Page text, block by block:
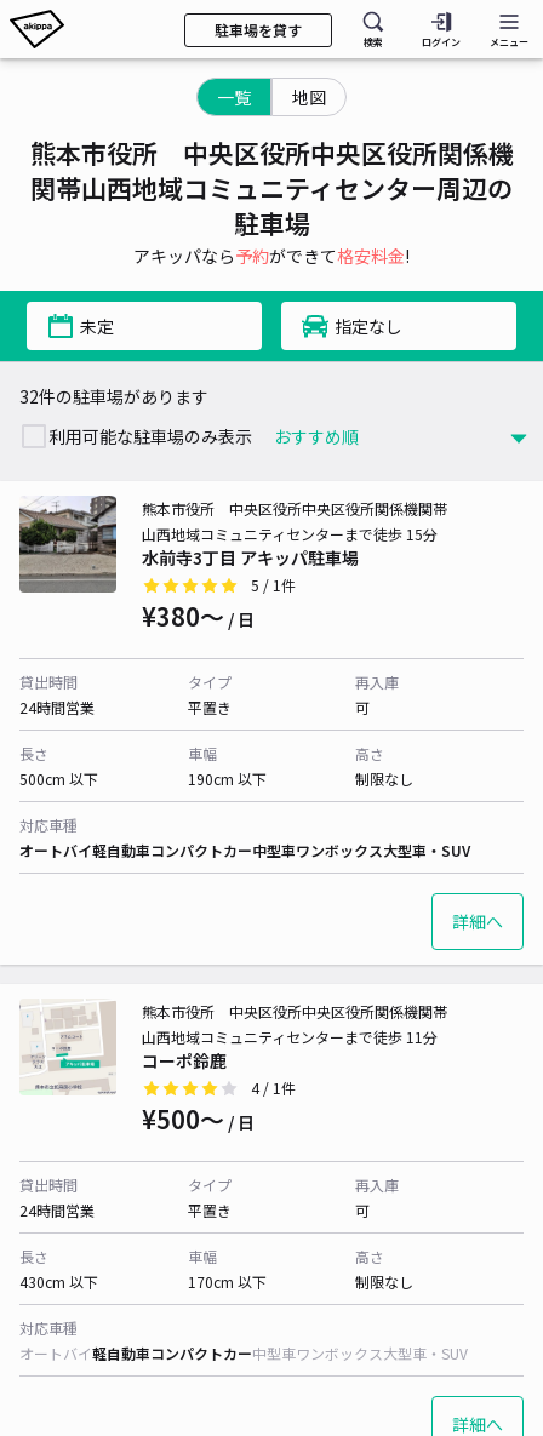
駐車場を貸す
検索 ログイン メニュー
一覧 地図
熊本市役所 中央区役所中央区役所関係機
関帯山西地域コミュニティセンター周辺の
駐車場
アキッパなら予約ができて格安料金!
未定 指定なし
32件の駐車場があります
利用可能な駐車場のみ表示
水前寺3丁目 アキッパ駐車場
熊本市役所 中央区役所中央区役所関係機関帯
山西地域コミュニティセンターまで徒歩 15分
5 / 1件
¥380〜 / 日
貸出時間
24時間営業
タイプ
平置き
再入庫
可
長さ
500cm 以下
車幅
190cm 以下
高さ
制限なし
対応車種
オートバイ軽自動車コンパクトカー中型車ワンボックス大型車・SUV
詳細へ
コーポ鈴鹿
熊本市役所 中央区役所中央区役所関係機関帯
山西地域コミュニティセンターまで徒歩 11分
4/ 1件
¥500〜 / 日
貸出時間
24時間営業
タイプ
平置き
再入庫
可
長さ
430cm 以下
車幅
170cm 以下
高さ
制限なし
対応車種
オートバイ軽自動車コンパクトカー中型車ワンボックス大型車・SUV
詳細へ